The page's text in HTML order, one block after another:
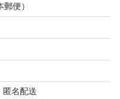
便）
匿名配送